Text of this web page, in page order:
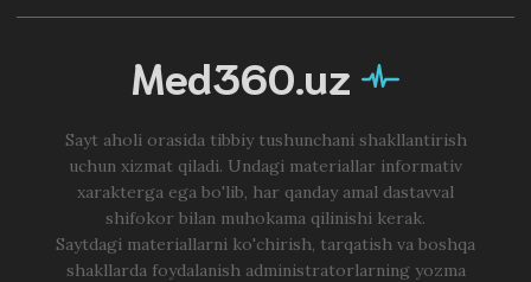
Med360.uz
Sayt aholi orasida tibbiy tushunchani shakllantirish
uchun xizmat qiladi. Undagi materiallar informativ
xarakterga ega bo'lib, har qanday amal dastavval
shifokor bilan muhokama qilinishi kerak.
Saytdagi materiallarni ko'chirish, tarqatish va boshqa
shakllarda foydalanish administratorlarning yozma